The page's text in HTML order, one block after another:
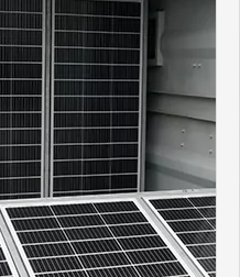
کیبنٹ